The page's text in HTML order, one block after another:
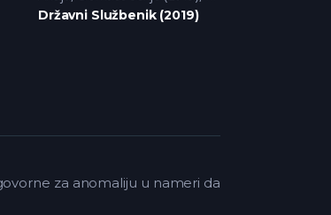
Državni Službenik (2019)
za anomaliju u nameri da